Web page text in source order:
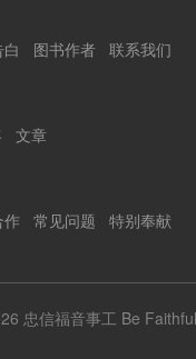
图书作者 联系我们
文章
作 常见问题 特别奉献
忠信福音事工 Be